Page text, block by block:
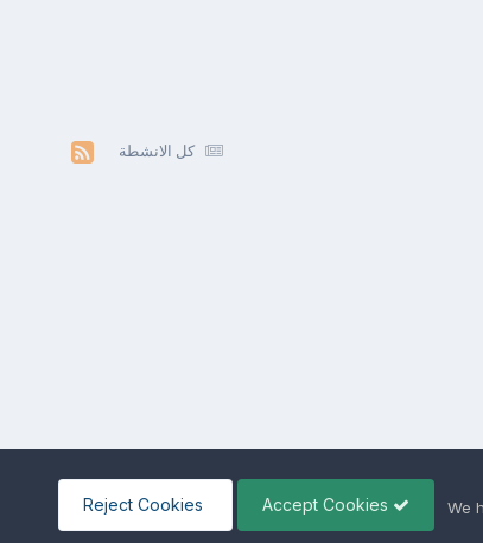
كل الانشطة